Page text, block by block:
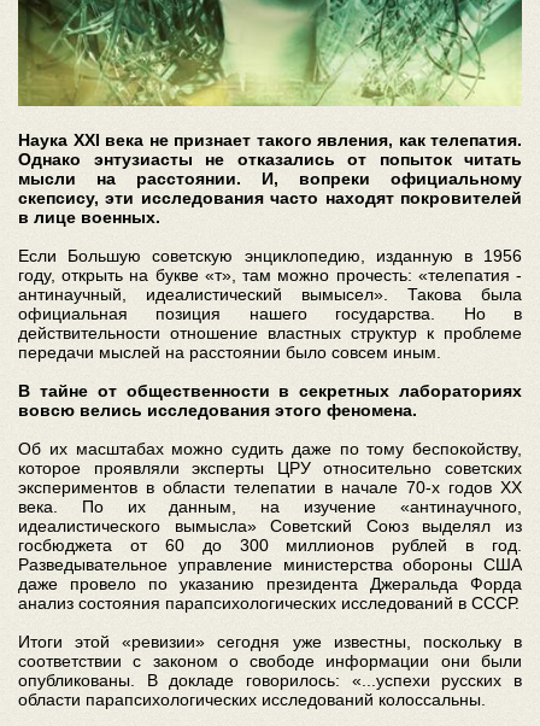
Наука XXI века не признает такого явления, как телепатия.
Однако энтузиасты не отказались от попыток читать
мысли на расстоянии. И, вопреки официальному
скепсису, эти исследования часто находят покровителей
в лице военных.
Если Большую советскую энциклопедию, изданную в 1956
году, открыть на букве «т», там можно прочесть: «телепатия -
антинаучный, идеалистический вымысел». Такова была
официальная позиция нашего государства. Но в
действительности отношение властных структур к проблеме
передачи мыслей на расстоянии было совсем иным.
В тайне от общественности в секретных лабораториях
вовсю велись исследования этого феномена.
Об их масштабах можно судить даже по тому беспокойству,
которое проявляли эксперты ЦРУ относительно советских
экспериментов в области телепатии в начале 70-х годов ХХ
века. По их данным, на изучение «антинаучного,
идеалистического вымысла» Советский Союз выделял из
госбюджета от 60 до 300 миллионов рублей в год.
Разведывательное управление министерства обороны США
даже провело по указанию президента Джеральда Форда
анализ состояния парапсихологических исследований в СССР.
Итоги этой «ревизии» сегодня уже известны, поскольку в
соответствии с законом о свободе информации они были
опубликованы. В докладе говорилось: «...успехи русских в
области парапсихологических исследований колоссальны.